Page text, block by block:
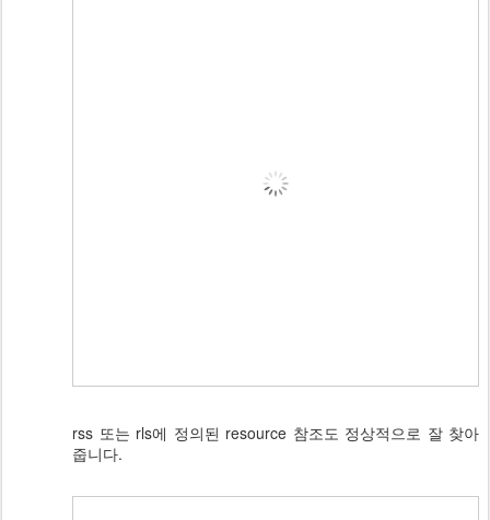
rss 또는 rls에 정의된 resource 참조도 정상적으로 잘 찾아
줍니다.